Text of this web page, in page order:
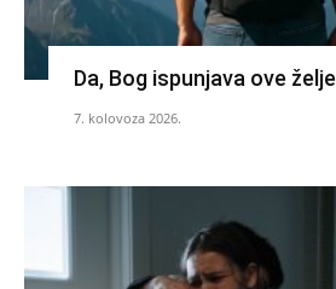
Da, Bog ispunjava ove želje
7. kolovoza 2026.